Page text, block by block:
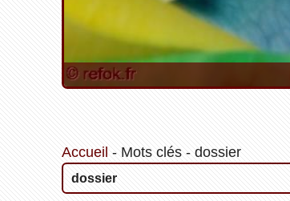
Accueil - Mots clés- dossier
dossier